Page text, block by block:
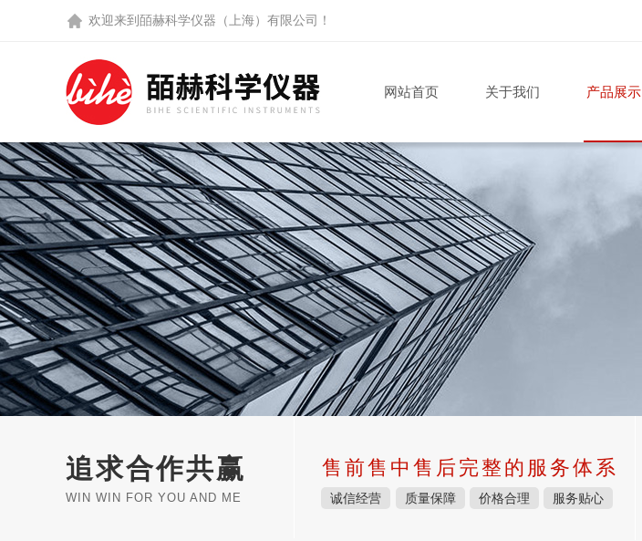
欢迎来到 皕赫科学仪器（上海）有限公司 ！
网站首页 关于我们 产品展示
追求合作共赢
WIN WIN FOR YOU AND ME
售前售中售后完整的服务体系
诚信经营 质量保障 价格合理 服务贴心